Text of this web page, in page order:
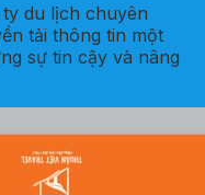
du lịch chuyên
tải thông tin một
sự tin cậy và nâng